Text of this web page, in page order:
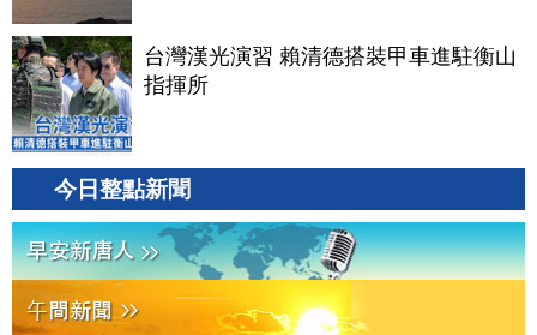
台灣漢光演習 賴清德搭裝甲車進駐衡山
指揮所
今日整點新聞